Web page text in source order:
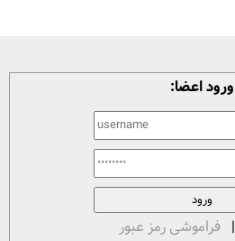
ورود اعضا:
| فراموشی رمز عبور